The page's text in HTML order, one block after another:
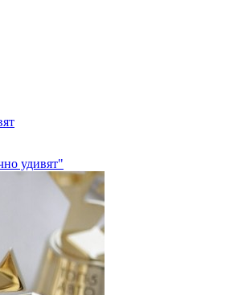
удивят"